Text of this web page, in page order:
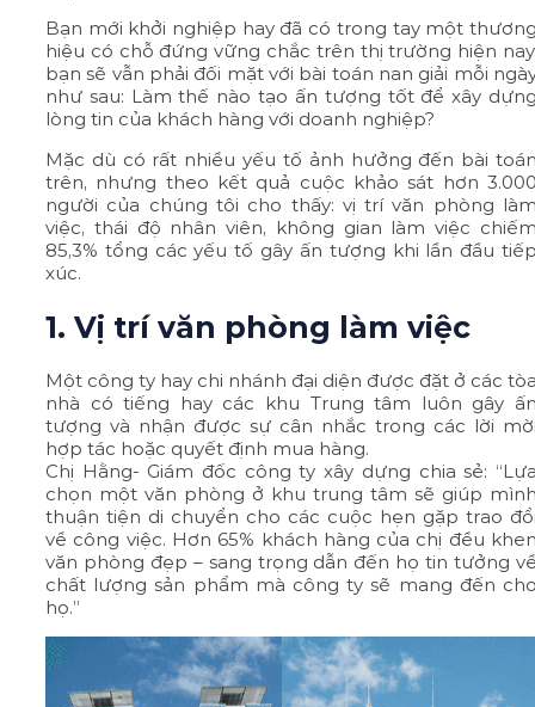
Bạn mới khởi nghiệp hay đã có trong tay một
hiệu có chỗ đứng vững chắc trên thị trường hiện
bạn sẽ vẫn phải đối mặt với bài toán nan giải mỗi
như sau: Làm thế nào tạo ấn tượng tốt để xây
lòng tin của khách hàng với doanh nghiệp?
Mặc dù có rất nhiều yếu tố ảnh hưởng đến bài
trên, nhưng theo kết quả cuộc khảo sát hơn
người của chúng tôi cho thấy: vị trí văn phòng
việc, thái độ nhân viên, không gian làm việc
85,3% tổng các yếu tố gây ấn tượng khi lần đầu
xúc.
1. Vị trí văn phòng làm việc
Một công ty hay chi nhánh đại diện được đặt ở các
nhà có tiếng hay các khu Trung tâm luôn gây
tượng và nhận được sự cân nhắc trong các lời
hợp tác hoặc quyết định mua hàng.
Chị Hằng- Giám đốc công ty xây dựng chia sẻ:
chọn một văn phòng ở khu trung tâm sẽ giúp
thuận tiện di chuyển cho các cuộc hẹn gặp trao
về công việc. Hơn 65% khách hàng của chị đều
văn phòng đẹp – sang trọng dẫn đến họ tin tưởng
chất lượng sản phẩm mà công ty sẽ mang đến
họ.”